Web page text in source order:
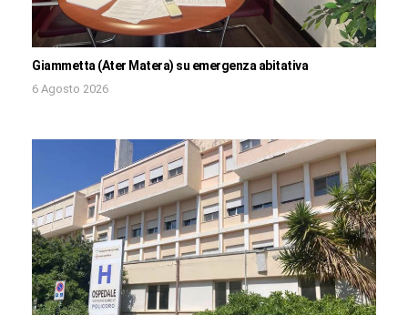
Giammetta (Ater Matera) su emergenza abitativa
6 Agosto 2026